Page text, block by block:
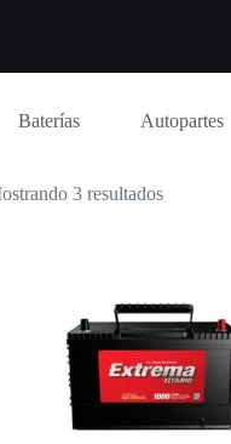
Baterías Autopartes
3 resultados